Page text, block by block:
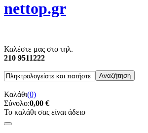
nettop.gr
Καλέστε μας στο τηλ.
210 9511222
Καλάθι(0)
Σύνολο:0,00 €
Το καλάθι σας είναι άδειο